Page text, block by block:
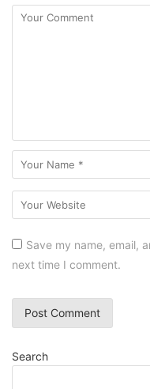
Save my name, email,
next time I comment.
Search